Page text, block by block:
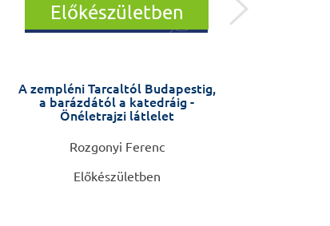
Előkészületben
A zempléni Tarcaltól Budapestig,
a barázdától a katedráig -
Önéletrajzi látlelet
Rozgonyi Ferenc
Előkészületben